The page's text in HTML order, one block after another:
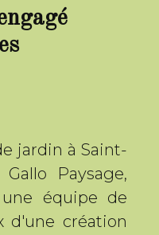
jardin à Saint-
Paysage,
équipe de
d'une création